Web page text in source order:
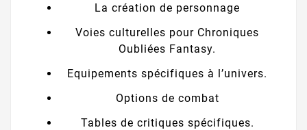
La création de personnage
Voies culturelles pour Chroniques
Oubliées Fantasy.
Equipements spécifiques à l’univers.
Options de combat
Tables de critiques spécifiques.